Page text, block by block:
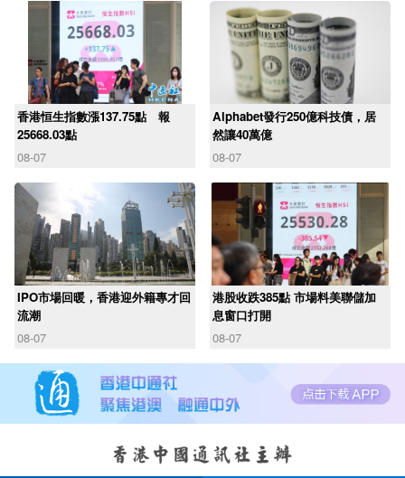
香港恒生指數漲137.75點 報
25668.03點
08-07
Alphabet發行250億科技債，居
然讓40萬億
08-07
IPO市場回暖，香港迎外籍專才回
流潮
08-07
港股收跌385點 市場料美聯儲加
息窗口打開
08-07